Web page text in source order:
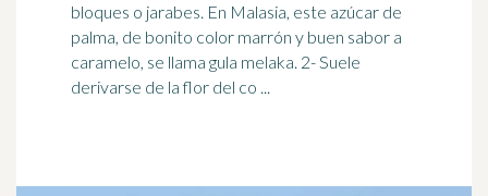
bloques o jarabes. En Malasia, este azúcar de
palma, de bonito color marrón y buen sabor a
caramelo, se llama gula melaka. 2- Suele
derivarse de la flor del co ...